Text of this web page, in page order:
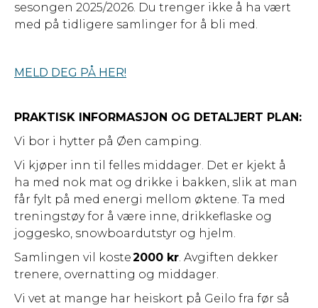
sesongen 2025/2026. Du trenger ikke å ha vært
med på tidligere samlinger for å bli med.
MELD DEG PÅ HER!
PRAKTISK INFORMASJON OG DETALJERT PLAN:
Vi bor i hytter på Øen camping.
Vi kjøper inn til felles middager. Det er kjekt å
ha med nok mat og drikke i bakken, slik at man
får fylt på med energi mellom øktene. Ta med
treningstøy for å være inne, drikkeflaske og
joggesko, snowboardutstyr og hjelm.
Samlingen vil koste2000 kr. Avgiften dekker
trenere, overnatting og middager.
Vi vet at mange har heiskort på Geilo fra før så